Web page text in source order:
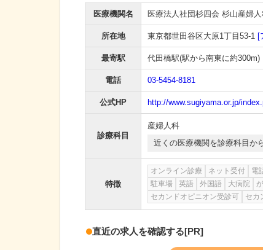
医療機関名 医療法人社団杉四会 杉山産婦
所在地 東京都世田谷区大原1丁目53-1 [
最寄駅 代田橋駅(駅から南東に約300m)
電話 03-5454-8181
公式HP http://www.sugiyama.or.jp/
診療科目
産婦人科
近くの医療機関を診療科目か
特徴
オンライン診療 ネット受付 電
駐車場
英語 外国語 大病院
セカンドオピニオン受診可
セカ
直近の求人を確認する[PR]